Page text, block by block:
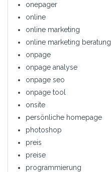
onepager
online
online marketing
online marketing beratung
onpage
onpage analyse
onpage seo
onpage tool
onsite
persönliche homepage
photoshop
preis
preise
programmierung